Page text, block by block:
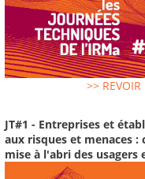
>>
JT#1 - Entreprises et
aux risques et menaces
mise à l'abri des usagers